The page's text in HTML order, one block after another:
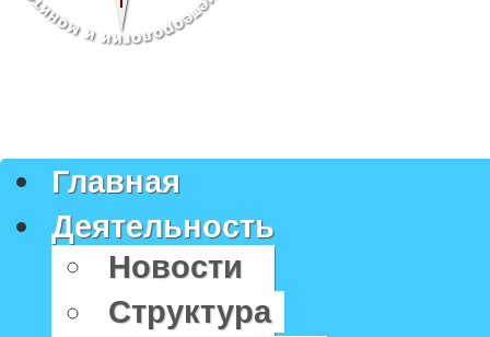
Главная
Деятельность
Новости
Структура